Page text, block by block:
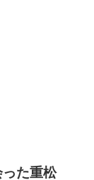
た重松